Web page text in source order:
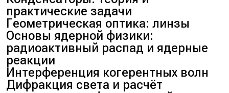
практические задачи
Геометрическая оптика: линзы
Основы ядерной физики:
радиоактивный распад и ядерные
реакции
Интерференция когерентных волн
Дифракция света и расчёт